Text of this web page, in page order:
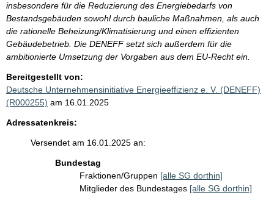
insbesondere für die Reduzierung des Energiebedarfs von
Bestandsgebäuden sowohl durch bauliche Maßnahmen, als auch
die rationelle Beheizung/Klimatisierung und einen effizienten
Gebäudebetrieb. Die DENEFF setzt sich außerdem für die
ambitionierte Umsetzung der Vorgaben aus dem EU-Recht ein.
Bereitgestellt von:
Deutsche Unternehmensinitiative Energieeffizienz e. V. (DENEFF)
(R000255) am 16.01.2025
Adressatenkreis:
Versendet am 16.01.2025 an:
Bundestag
Fraktionen/Gruppen [alle SG dorthin]
Mitglieder des Bundestages [alle SG dorthin]